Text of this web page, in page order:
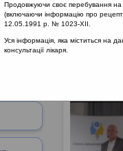
vs.
Раціональна
Продовжуючи своє перебування на
(включаючи інформацію про
12.05.1991 р. № 1023-XII.
Уся інформація, яка міститься на
консультації лікаря.